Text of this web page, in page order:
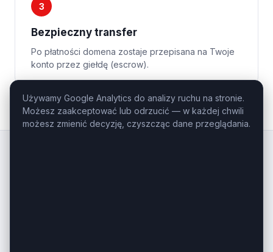
3
Bezpieczny transfer
Po płatności domena zostaje przepisana na Twoje
konto przez giełdę (escrow).
Używamy Google Analytics do analizy ruchu na stronie.
Możesz zaakceptować lub odrzucić — w każdej chwili
możesz zmienić decyzję, czyszcząc dane przeglądania.